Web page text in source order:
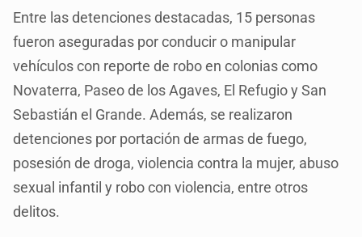
Entre las detenciones destacadas, 15 personas
fueron aseguradas por conducir o manipular
vehículos con reporte de robo en colonias como
Novaterra, Paseo de los Agaves, El Refugio y San
Sebastián el Grande. Además, se realizaron
detenciones por portación de armas de fuego,
posesión de droga, violencia contra la mujer, abuso
sexual infantil y robo con violencia, entre otros
delitos.